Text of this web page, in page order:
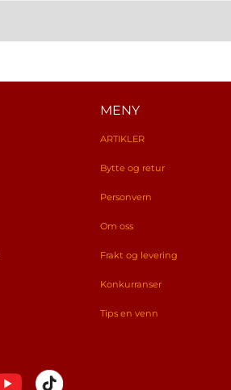
MENY
ARTIKLER
Bytte og retur
Personvern
Om oss
Frakt og levering
Konkurranser
Tips en venn